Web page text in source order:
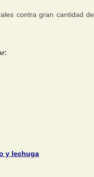
contra gran cantidad de
y lechuga